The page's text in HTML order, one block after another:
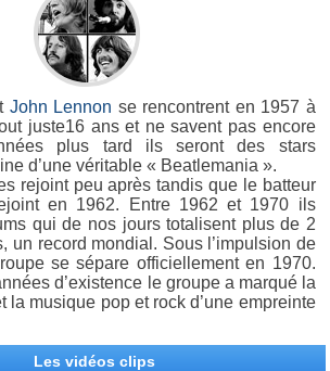
John Lennon se rencontrent en 1957 à
juste16 ans et ne savent pas encore
plus tard ils seront des stars
d’une véritable « Beatlemania ».
rejoint peu après tandis que le batteur
en 1962. Entre 1962 et 1970 ils
qui de nos jours totalisent plus de 2
un record mondial. Sous l’impulsion de
se sépare officiellement en 1970.
d’existence le groupe a marqué la
la musique pop et rock d’une empreinte
Les vidéos clips